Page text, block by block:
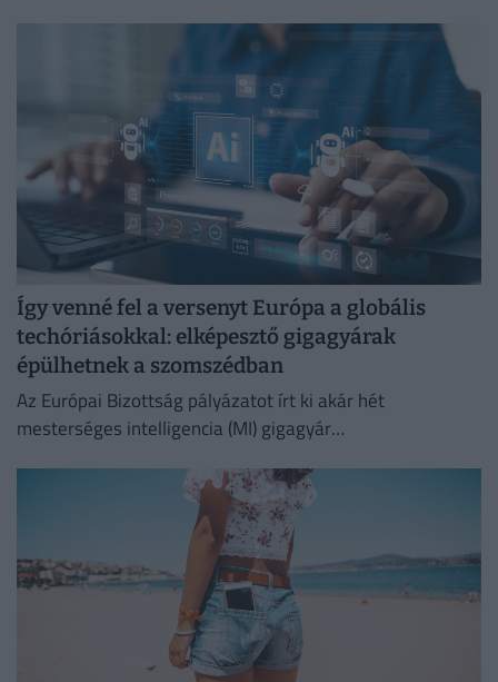
Így venné fel a versenyt Európa a globális
techóriásokkal: elképesztő gigagyárak
épülhetnek a szomszédban
Az Európai Bizottság pályázatot írt ki akár hét
mesterséges intelligencia (MI) gigagyár
infrastruktúrát kívánnak létrehozni